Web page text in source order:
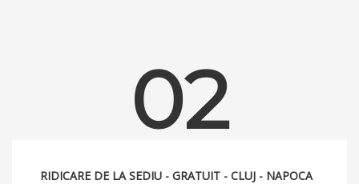
02
RIDICARE DE LA SEDIU - GRATUIT - CLUJ - NAPOCA